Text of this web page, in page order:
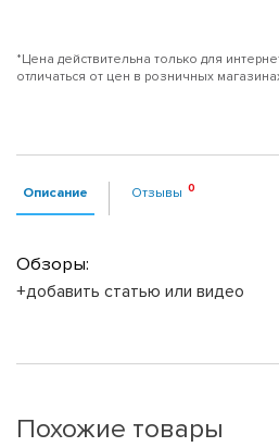
*Цена действительна только для
отличаться от цен в розничных
Описание Отзывы
Обзоры:
+добавить статью или видео
Похожие товары